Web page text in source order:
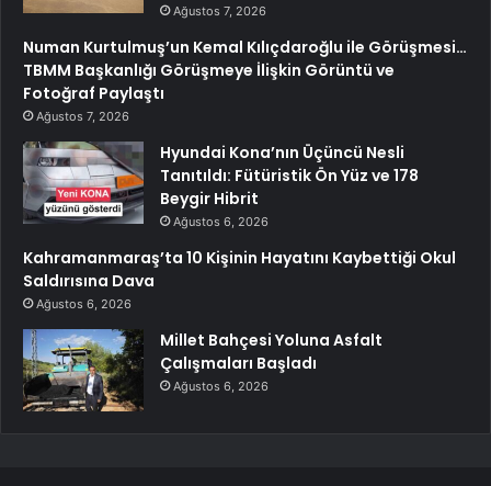
Ağustos 7, 2026
Numan Kurtulmuş’un Kemal Kılıçdaroğlu ile Görüşmesi…
TBMM Başkanlığı Görüşmeye İlişkin Görüntü ve
Fotoğraf Paylaştı
Ağustos 7, 2026
Hyundai Kona’nın Üçüncü Nesli
Tanıtıldı: Fütüristik Ön Yüz ve 178
Beygir Hibrit
Ağustos 6, 2026
Kahramanmaraş’ta 10 Kişinin Hayatını Kaybettiği Okul
Saldırısına Dava
Ağustos 6, 2026
Millet Bahçesi Yoluna Asfalt
Çalışmaları Başladı
Ağustos 6, 2026